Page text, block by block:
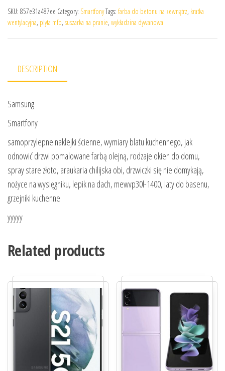
SKU: 857e31a487ee Category: SmartfonyTags: farba do betonu na zewnątrz, kratka
wentylacyjna, plyta mfp, suszarka na pranie, wykładzina dywanowa
DESCRIPTION
Samsung
Smartfony
samoprzylepne naklejki ścienne, wymiary blatu kuchennego, jak
odnowić drzwi pomalowane farbą olejną, rodzaje okien do domu,
spray stare złoto, araukaria chilijska obi, drzwiczki się nie domykają,
nożyce na wysięgniku, lepik na dach, mewvp30l-1400, laty do basenu,
grzejniki kuchenne
yyyyy
Related products